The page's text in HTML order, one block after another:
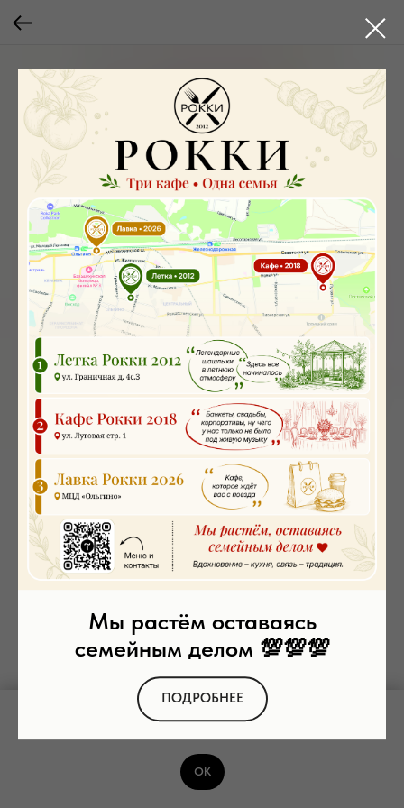
Кока-кола
SKU:00119
350 р.
Мы используем файлы cookie и рекомендательные технологии. Пользуясь
ОК
Мы растём оставаясь
семейным делом 💯💯💯
ПОДРОБНЕЕ